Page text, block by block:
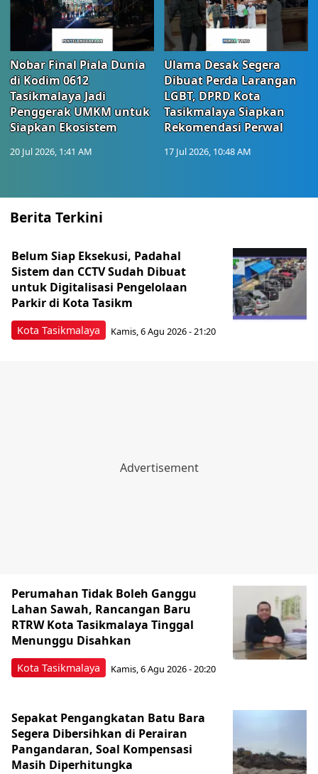
Nobar Final Piala Dunia
di Kodim 0612
Tasikmalaya Jadi
Penggerak UMKM untuk
Siapkan Ekosistem
20 Jul 2026, 1:41 AM
Ulama Desak Segera
Dibuat Perda Larangan
LGBT, DPRD Kota
Tasikmalaya Siapkan
Rekomendasi Perwal
17 Jul 2026, 10:48 AM
Berita Terkini
Kota Tasikmalaya
Belum Siap Eksekusi, Padahal
Sistem dan CCTV Sudah Dibuat
untuk Digitalisasi Pengelolaan
Parkir di Kota Tasikm
Kamis, 6 Agu 2026 - 21:20
Kota Tasikmalaya
Perumahan Tidak Boleh Ganggu
Lahan Sawah, Rancangan Baru
RTRW Kota Tasikmalaya Tinggal
Menunggu Disahkan
Kamis, 6 Agu 2026 - 20:20
Sepakat Pengangkatan Batu Bara
Segera Dibersihkan di Perairan
Pangandaran, Soal Kompensasi
Masih Diperhitungka